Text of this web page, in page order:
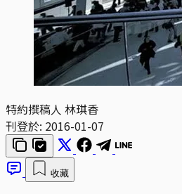
特約撰稿人 林琪香
刊登於: 2016-01-07
收藏